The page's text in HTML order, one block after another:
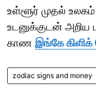
உள்ளூர் முதல்
உடனுக்குடன் அறிய
காண இங்கே கிளிக்
zodiac signs and money